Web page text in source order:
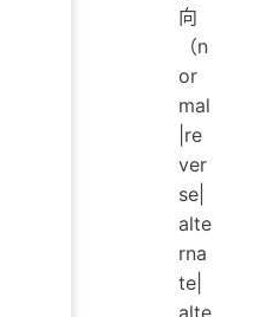
向
（n
or
mal
|re
ver
se|
alte
rna
te|
alte